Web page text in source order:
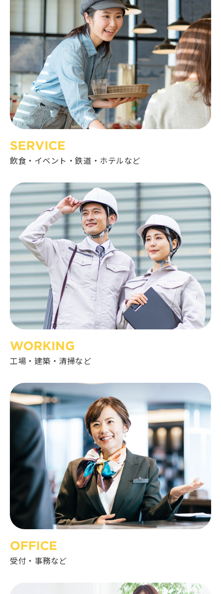
SERVICE
飲食・イベント・鉄道・ホテルなど
WORKING
工場・建築・清掃など
OFFICE
受付・事務など